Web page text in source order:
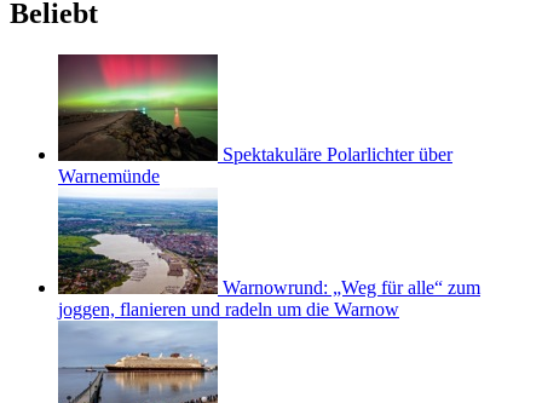
Beliebt
Spektakuläre Polarlichter über
Warnemünde
Warnowrund: „Weg für alle“ zum
joggen, flanieren und radeln um die Warnow